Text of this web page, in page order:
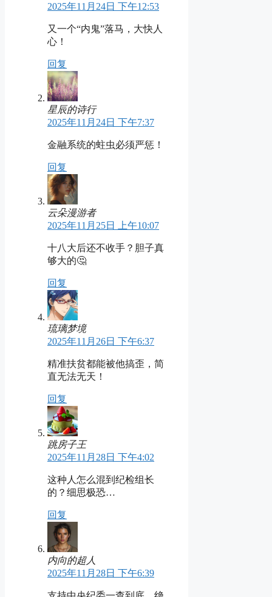
2025年11月24日 下午12:53
又一个“内鬼”落马，大快人
心！
回复
星辰的诗行
2025年11月24日 下午7:37
金融系统的蛀虫必须严惩！
回复
云朵漫游者
2025年11月25日 上午10:07
十八大后还不收手？胆子真
够大的🤔
回复
琉璃梦境
2025年11月26日 下午6:37
精准扶贫都能被他搞歪，简
直无法无天！
回复
跳房子王
2025年11月28日 下午4:02
这种人怎么混到纪检组长
的？细思极恐…
回复
内向的超人
2025年11月28日 下午6:39